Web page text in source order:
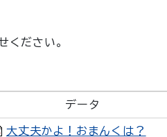
ください。
データ
大丈夫かよ！おまんくは？